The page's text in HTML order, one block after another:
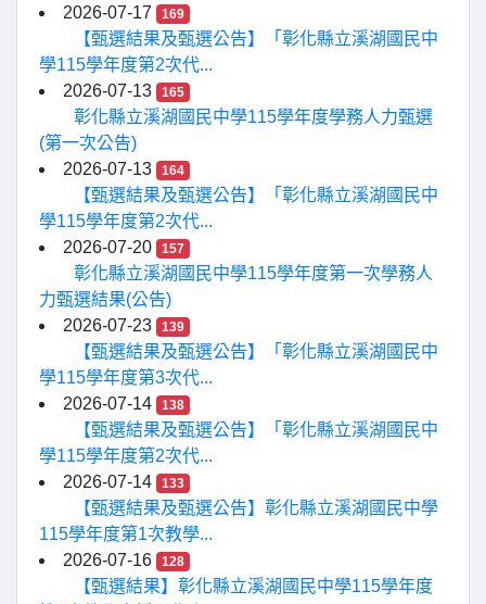
2026-07-17 169
【甄選結果及甄選公告】「彰化縣立溪湖國民中
學115學年度第2次代...
2026-07-13
165
彰化縣立溪湖國民中學115學年度學務人力甄選
(第一次公告)
2026-07-13
164
【甄選結果及甄選公告】「彰化縣立溪湖國民中
學115學年度第2次代...
2026-07-20
157
彰化縣立溪湖國民中學115學年度第一次學務人
力甄選結果(公告)
2026-07-23
139
【甄選結果及甄選公告】「彰化縣立溪湖國民中
學115學年度第3次代...
2026-07-14
138
【甄選結果及甄選公告】「彰化縣立溪湖國民中
學115學年度第2次代...
2026-07-14
133
【甄選結果及甄選公告】彰化縣立溪湖國民中學
115學年度第1次教學...
2026-07-16
128
【甄選結果】彰化縣立溪湖國民中學115學年度